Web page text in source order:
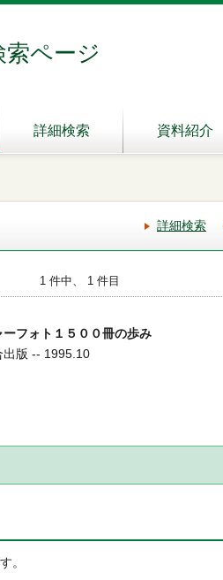
ページ
詳細検索 資料紹介
詳細検索
1 件中、 1 件目
フォト１５００冊の歩み
版 -- 1995.10
。